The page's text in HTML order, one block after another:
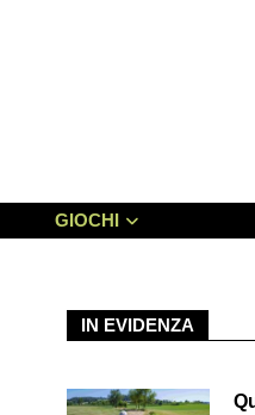
GIOCHI
IN EVIDENZA